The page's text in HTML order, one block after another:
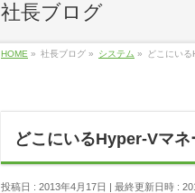
社長ブログ
HOME » 社長ブログ » システム » どこにい
どこにいるHyper-Vマネ
投稿日 : 2013年4月17日 最終更新日時 :